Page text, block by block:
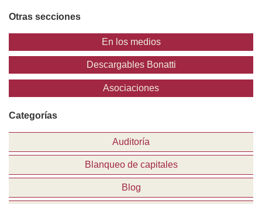
Otras secciones
En los medios
Descargables Bonatti
Asociaciones
Categorías
Auditoría
Blanqueo de capitales
Blog